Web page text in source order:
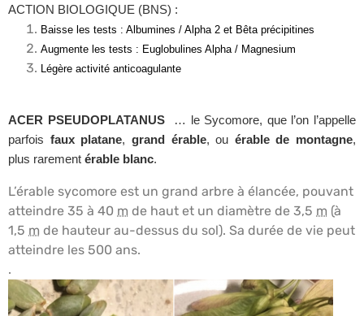
ACTION BIOLOGIQUE (BNS) :
Baisse les tests : Albumines / Alpha 2 et Bêta précipitines
Augmente les tests : Euglobulines Alpha / Magnesium
Légère activité anticoagulante
ACER PSEUDOPLATANUS …
le Sycomore, que l’on l’appelle
parfois faux platane, grand érable, ou érable de montagne,
plus rarement érable blanc.
L’érable sycomore est un grand arbre à élancée, pouvant
atteindre 35 à 40 m de haut et un diamètre de 3,5 m (à
1,5 m de hauteur au-dessus du sol). Sa durée de vie peut
atteindre les 500 ans.
.